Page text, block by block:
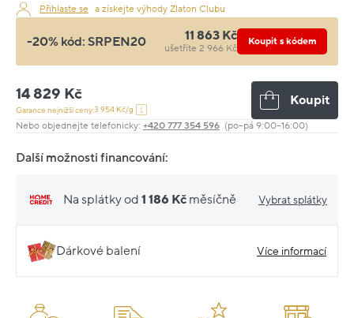
Přihlaste se a získejte výhody Zlaton Clubu
-20% kód: SRPEN20 11 863 Kč
ušetříte 2 966 Kč
Koupit s kódem
14 829 Kč
Garance nejnižší ceny:3 954 Kč/g
Koupit
Nebo objednejte telefonicky: +420 777 354 596 (po–pá 9:00–16:00)
Další možnosti financování:
Na splátky od 1 186 Kč měsíčně Vybrat splátky
Dárkové balení Více informací